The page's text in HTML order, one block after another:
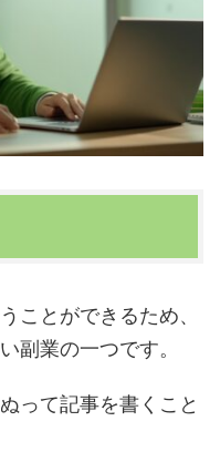
ことができるため、
副業の一つです。
って記事を書くこと